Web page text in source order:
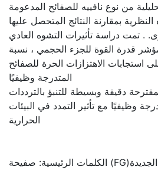
من نوع نافييه للصفائح المدعومة.
بمقارنة النتائج المتحصل عليها
. تمت دراسة تأثيرات التشوه العادي
قدرة القوة للجزء الحجمي ، نسبة
الاهتزازات الحرة للصفائح
المتدرجة وظيفيًا
دقيقة وبسيطة للتنبؤ بالترددات
وظيفيًا مع تأثير التمدد في البيئات
الحرارية
الكلمات الرئيسية: صفيحة (FG)؛ اهتزاز؛ النظرية الجديدة